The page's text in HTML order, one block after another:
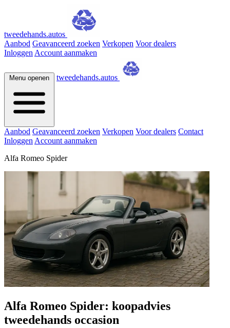
tweedehands.autos
Aanbod Geavanceerd zoeken Verkopen Voor dealers
Inloggen Account aanmaken
Menu openen tweedehands.autos
Aanbod Geavanceerd zoeken Verkopen Voor dealers Contact
Inloggen Account aanmaken
Alfa Romeo Spider
Alfa Romeo Spider: koopadvies
tweedehands occasion